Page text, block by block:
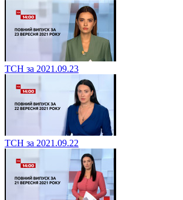
ТСН за 2021.09.23
ТСН за 2021.09.22